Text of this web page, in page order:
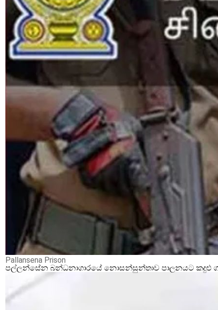
Pallansena Prison
පල්ලන්සේන බන්ධනාගාරයේ නොසන්සුන්තාව පාලනයට කදුළු